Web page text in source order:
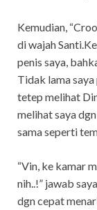
Kemudian,
di wajah
penis saya,
Tidak lama saya
tetep melihat
melihat saya
sama seperti
“Vin, ke kamar
nih..!” jawab
dgn cepat